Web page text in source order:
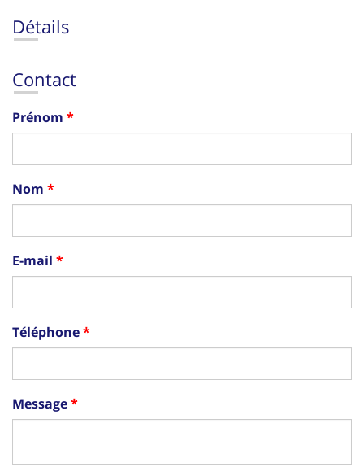
Détails
Contact
Prénom
Nom
E-mail
Téléphone
Message